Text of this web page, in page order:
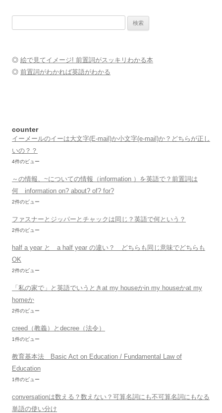
◎ 絵で見てイメージ! 前置詞がスッキリわかる本
◎ 前置詞がわかれば英語がわかる
counter
イーメールのイーは大文字(E-mail)か小文字(e-mail)か？どちらが正し
いの？？
4件のビュー
～の情報、~についての情報（information ）を英語で？前置詞は
何 information on? about? of? for?
2件のビュー
ファスナーとジッパーとチャックは同じ？英語で何という？
2件のビュー
half a year と a half year の違い？ どちらも同じ意味でどちらも
OK
2件のビュー
「私の家で」と英語でいうときat my houseかin my houseかat my
homeか
2件のビュー
creed（教義）とdecree（法令）
1件のビュー
教育基本法 Basic Act on Education / Fundamental Law of
Education
1件のビュー
conversationは数える？数えない？可算名詞にも不可算名詞にもなる
単語の使い分け